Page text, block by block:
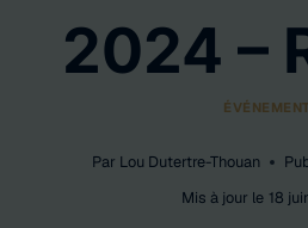
2024 –
ÉVÉNEMENT
Par Lou Dutertre-Thouan
Mis à jour le 18